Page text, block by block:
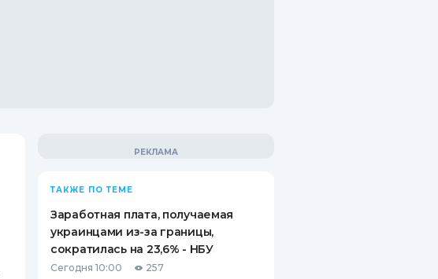
ТАКЖЕ ПО ТЕМЕ
Заработная плата, получаемая
украинцами из-за границы,
сократилась на 23,6% - НБУ
Сегодня 10:00 257